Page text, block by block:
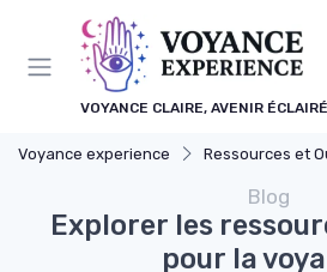
VOYANCE CLAIRE, AVENIR ÉCLAIRÉ
Voyance experience Ressources et
Blog
Explorer les
pour la
Panneau de gestion des cookies